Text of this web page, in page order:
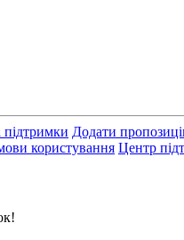
Додати
користування Центр